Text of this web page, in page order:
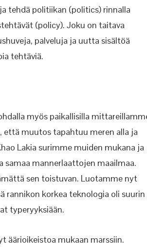
tehdä politiikan (politics) rinnalla
(policy). Joku on taitava
palveluja ja uutta sisältöä
tehtäviä.
myös paikallisilla
että muutos tapahtuu meren alla ja
Lakia surimme muiden mukana ja
mannerlaattojen maailmaa.
sen toistuvan. Luotamme nyt
rannikon korkea teknologia oli suurin
typeryyksiään.
äärioikeistoa mukaan marssiin.